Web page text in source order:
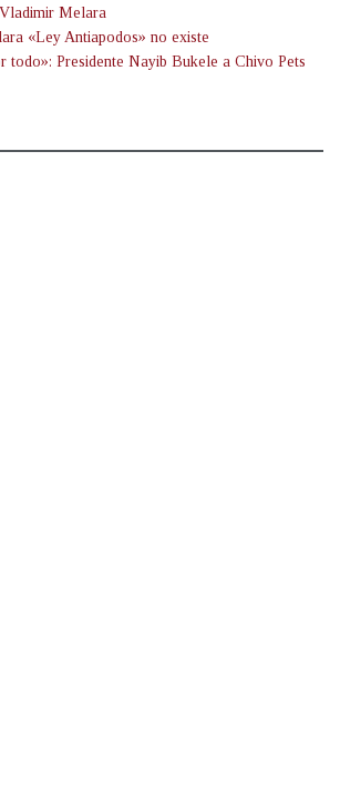
Melara
«Ley Antiapodos» no existe
todo»: Presidente Nayib Bukele a Chivo Pets